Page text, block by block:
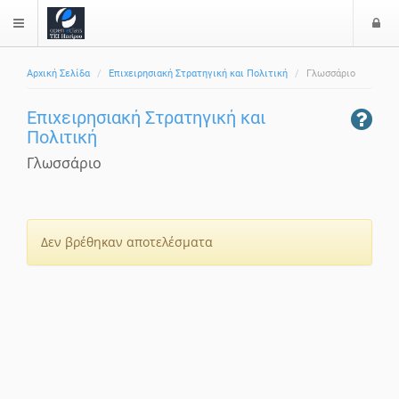
$langMenu
Αρχική Σελίδα Επιχειρησιακή Στρατηγική και Πολιτική Γλωσσάριο
Επιχειρησιακή Στρατηγική και
Πολιτική
Γλωσσάριο
Δεν βρέθηκαν αποτελέσματα